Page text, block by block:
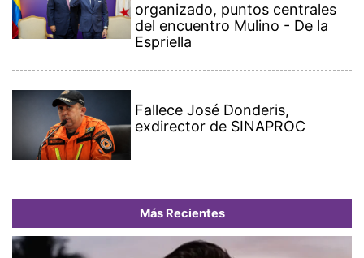
organizado, puntos centrales
del encuentro Mulino - De la
Espriella
Fallece José Donderis,
exdirector de SINAPROC
Más Recientes